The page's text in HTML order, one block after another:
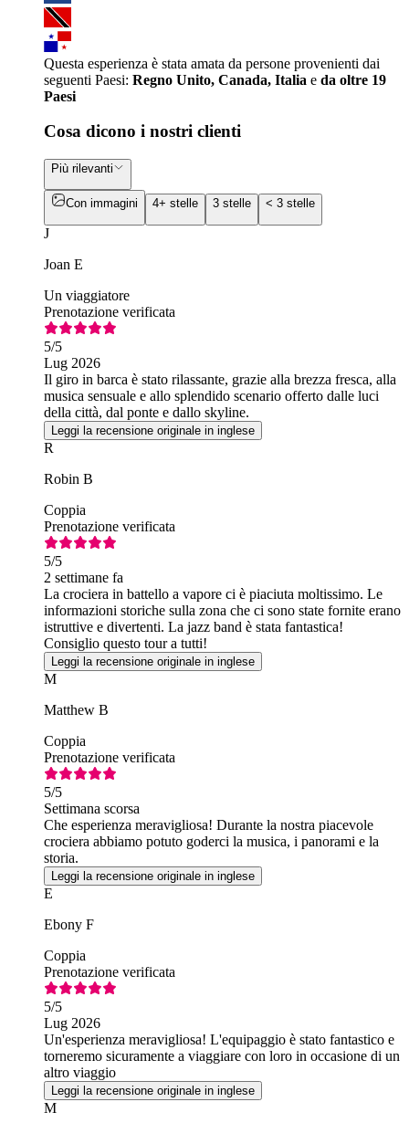
Questa esperienza è stata amata da persone provenienti dai
seguenti Paesi: Regno Unito, Canada, Italia e da oltre 19
Paesi
Cosa dicono i nostri clienti
Più rilevanti
Con immagini 4+ stelle 3 stelle < 3 stelle
J
Joan E
Un viaggiatore
Prenotazione verificata
5/5
Lug 2026
Il giro in barca è stato rilassante, grazie alla brezza fresca, alla
musica sensuale e allo splendido scenario offerto dalle luci
della città, dal ponte e dallo skyline.
Leggi la recensione originale in inglese
R
Robin B
Coppia
Prenotazione verificata
5/5
2 settimane fa
La crociera in battello a vapore ci è piaciuta moltissimo. Le
informazioni storiche sulla zona che ci sono state fornite erano
istruttive e divertenti. La jazz band è stata fantastica!
Consiglio questo tour a tutti!
Leggi la recensione originale in inglese
M
Matthew B
Coppia
Prenotazione verificata
5/5
Settimana scorsa
Che esperienza meravigliosa! Durante la nostra piacevole
crociera abbiamo potuto goderci la musica, i panorami e la
storia.
Leggi la recensione originale in inglese
E
Ebony F
Coppia
Prenotazione verificata
5/5
Lug 2026
Un'esperienza meravigliosa! L'equipaggio è stato fantastico e
torneremo sicuramente a viaggiare con loro in occasione di un
altro viaggio
Leggi la recensione originale in inglese
M